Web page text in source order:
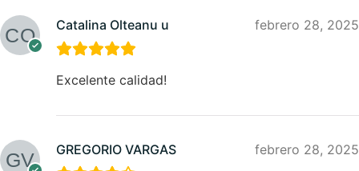
Catalina Olteanu u febrero 28, 2025
Excelente calidad!
GREGORIO VARGAS febrero 28, 2025